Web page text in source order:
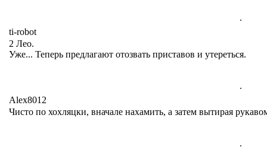
.
ti-robot
2 Лео.
Уже... Теперь предлагают отозвать приставов и утереться.
.
Alex8012
Чисто по хохляцки, вначале нахамить, а затем вытирая
.